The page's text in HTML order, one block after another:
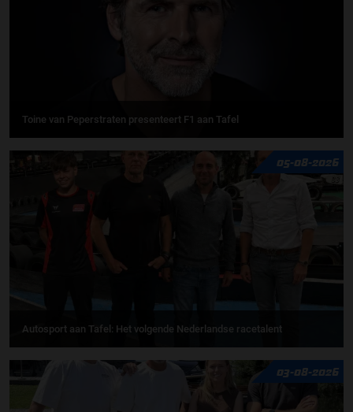
Toine van Peperstraten presenteert F1 aan Tafel
05-08-2026
Autosport aan Tafel: Het volgende Nederlandse racetalent
03-08-2026